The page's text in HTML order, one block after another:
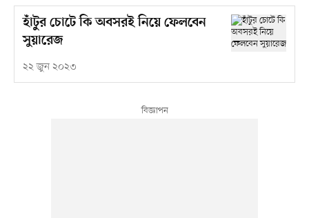
হাঁটুর চোটে কি অবসরই নিয়ে ফেলবেন
সুয়ারেজ
২২ জুন ২০২৩